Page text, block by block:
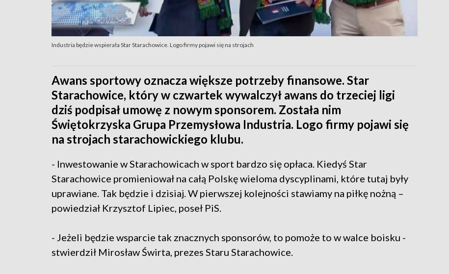
Industria będzie wspierała Star Starachowice. Logo firmy pojawi się na strojach
Awans sportowy oznacza większe potrzeby finansowe. Star
Starachowice, który w czwartek wywalczył awans do trzeciej ligi
dziś podpisał umowę z nowym sponsorem. Została nim
Świętokrzyska Grupa Przemysłowa Industria. Logo firmy pojawi się
na strojach starachowickiego klubu.
- Inwestowanie w Starachowicach w sport bardzo się opłaca. Kiedyś Star
Starachowice promieniował na całą Polskę wieloma dyscyplinami, które tutaj były
uprawiane. Tak będzie i dzisiaj. W pierwszej kolejności stawiamy na piłkę nożną –
powiedział Krzysztof Lipiec, poseł PiS.
- Jeżeli będzie wsparcie tak znacznych sponsorów, to pomoże to w walce boisku -
stwierdził Mirosław Świrta, prezes Staru Starachowice.